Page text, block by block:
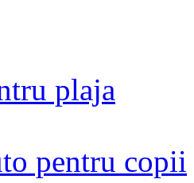
plaja
pentru copii